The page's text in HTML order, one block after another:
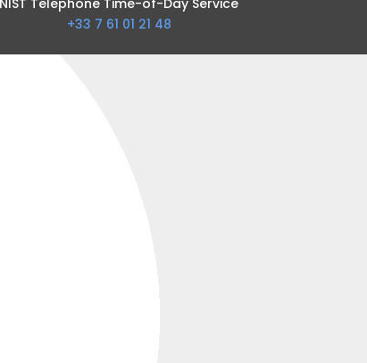
+33 7 61 01 21 48